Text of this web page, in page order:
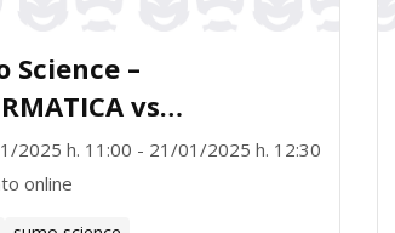
Science –
vs
2025 h. 11:00 - 21/01/2025 h. 12:30
online